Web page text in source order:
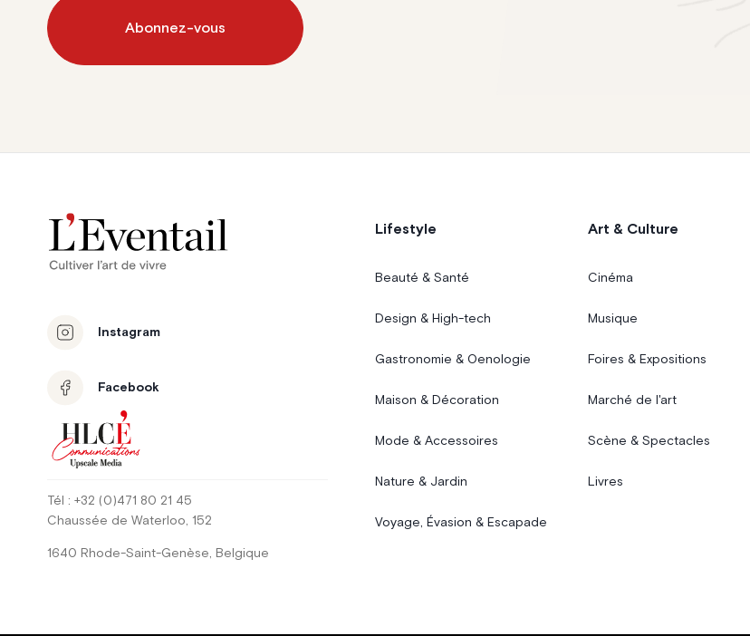
Abonnez-vous
Instagram
Facebook
Tél
: +32 (0)471 80 21 45
Chaussée de Waterloo , 152
1640 Rhode-Saint-Genèse Belgique
Lifestyle
Beauté & Santé
Design & High-tech
Gastronomie & Oenologie
Maison & Décoration
Mode & Accessoires
Nature & Jardin
Voyage, Évasion & Escapade
Art & Culture
Cinéma
Musique
Foires & Expositions
Marché de l'art
Scène & Spectacles
Livres